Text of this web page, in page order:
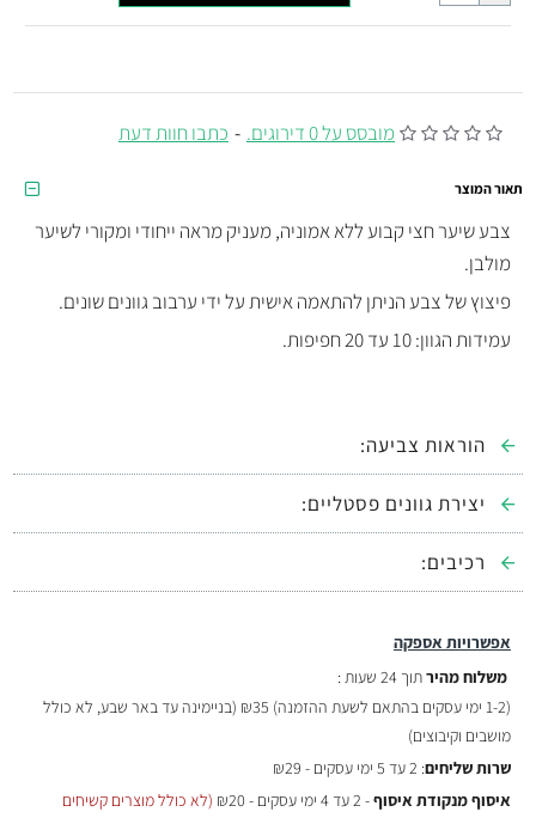
מובסס על 0 דירוגים. - כתבו חוות דעת
אפשרויות אספקה
משלוח מהירתוך 24 שעות :
(1-2 ימי עסקים בהתאם לשעת ההזמנה)
₪35 (בניימינה עד באר שבע, לא כולל
מושבים וקיבוצים)
שרות שליחים: 2 עד 5 ימי עסקים - ₪29
איסוף מנקודת איסוף- 2 עד 4 ימי עסקים - ₪20
(לא כולל מוצרים קשיחים
הוראות צביעה:
יצירת גוונים פסטליים:
רכיבים:
תאור המוצר
צבע שיער חצי קבוע ללא אמוניה, מעניק מראה ייחודי ומקורי לשיער
מולבן.
פיצוץ של צבע הניתן להתאמה אישית על ידי ערבוב גוונים שונים.
עמידות הגוון: 10 עד 20 חפיפות.